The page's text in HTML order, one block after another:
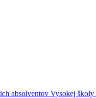
absolventov Vysokej